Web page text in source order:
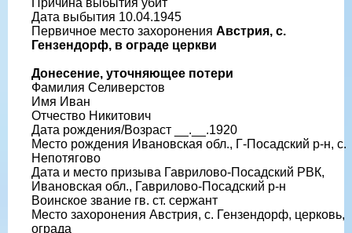
Причина выбытия убит
Дата выбытия 10.04.1945
Первичное место захоронения Австрия, с.
Гензендорф, в ограде церкви
Донесение, уточняющее потери
Фамилия Селиверстов
Имя Иван
Отчество Никитович
Дата рождения/Возраст __.__.1920
Место рождения Ивановская обл., Г-Посадский р-н, с.
Непотягово
Дата и место призыва Гаврилово-Посадский РВК,
Ивановская обл., Гаврилово-Посадский р-н
Воинское звание гв. ст. сержант
Место захоронения Австрия, с. Гензендорф, церковь,
ограда